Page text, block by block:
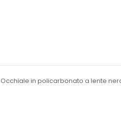
Occhiale in policarbonato a lente